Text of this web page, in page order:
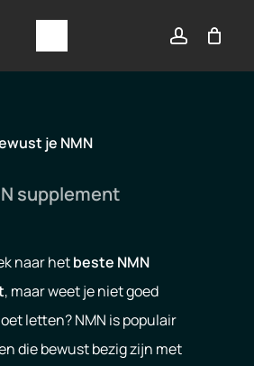
account
je NMN
supplement
naar hetbeste NMN
, maar weet je niet goed
letten? NMN is populair
die bewust bezig zijn met